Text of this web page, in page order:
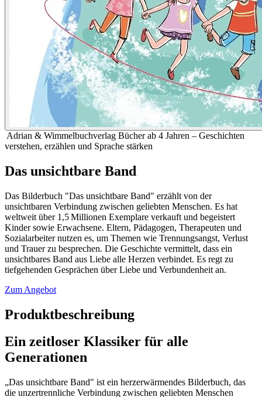
‎ Adrian & Wimmelbuchverlag Bücher ab 4 Jahren – Geschichten
verstehen, erzählen und Sprache stärken
Das unsichtbare Band
Das Bilderbuch "Das unsichtbare Band" erzählt von der
unsichtbaren Verbindung zwischen geliebten Menschen. Es hat
weltweit über 1,5 Millionen Exemplare verkauft und begeistert
Kinder sowie Erwachsene. Eltern, Pädagogen, Therapeuten und
Sozialarbeiter nutzen es, um Themen wie Trennungsangst, Verlust
und Trauer zu besprechen. Die Geschichte vermittelt, dass ein
unsichtbares Band aus Liebe alle Herzen verbindet. Es regt zu
tiefgehenden Gesprächen über Liebe und Verbundenheit an.
Zum Angebot
Produktbeschreibung
Ein zeitloser Klassiker für alle
Generationen
„Das unsichtbare Band" ist ein herzerwärmendes Bilderbuch, das
die unzertrennliche Verbindung zwischen geliebten Menschen